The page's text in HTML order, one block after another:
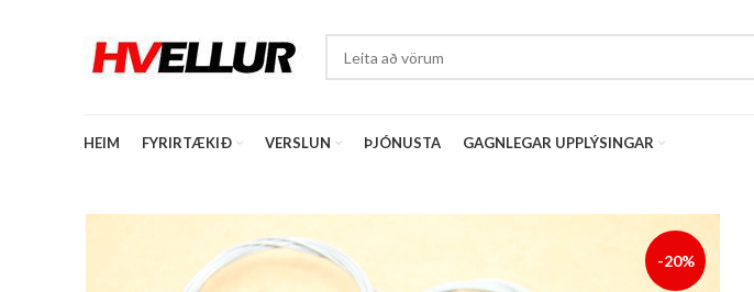
HEIM FYRIRTÆKIÐ VERSLUN ÞJÓNUSTA GAGNLEGAR UPPLÝSINGAR
-20%